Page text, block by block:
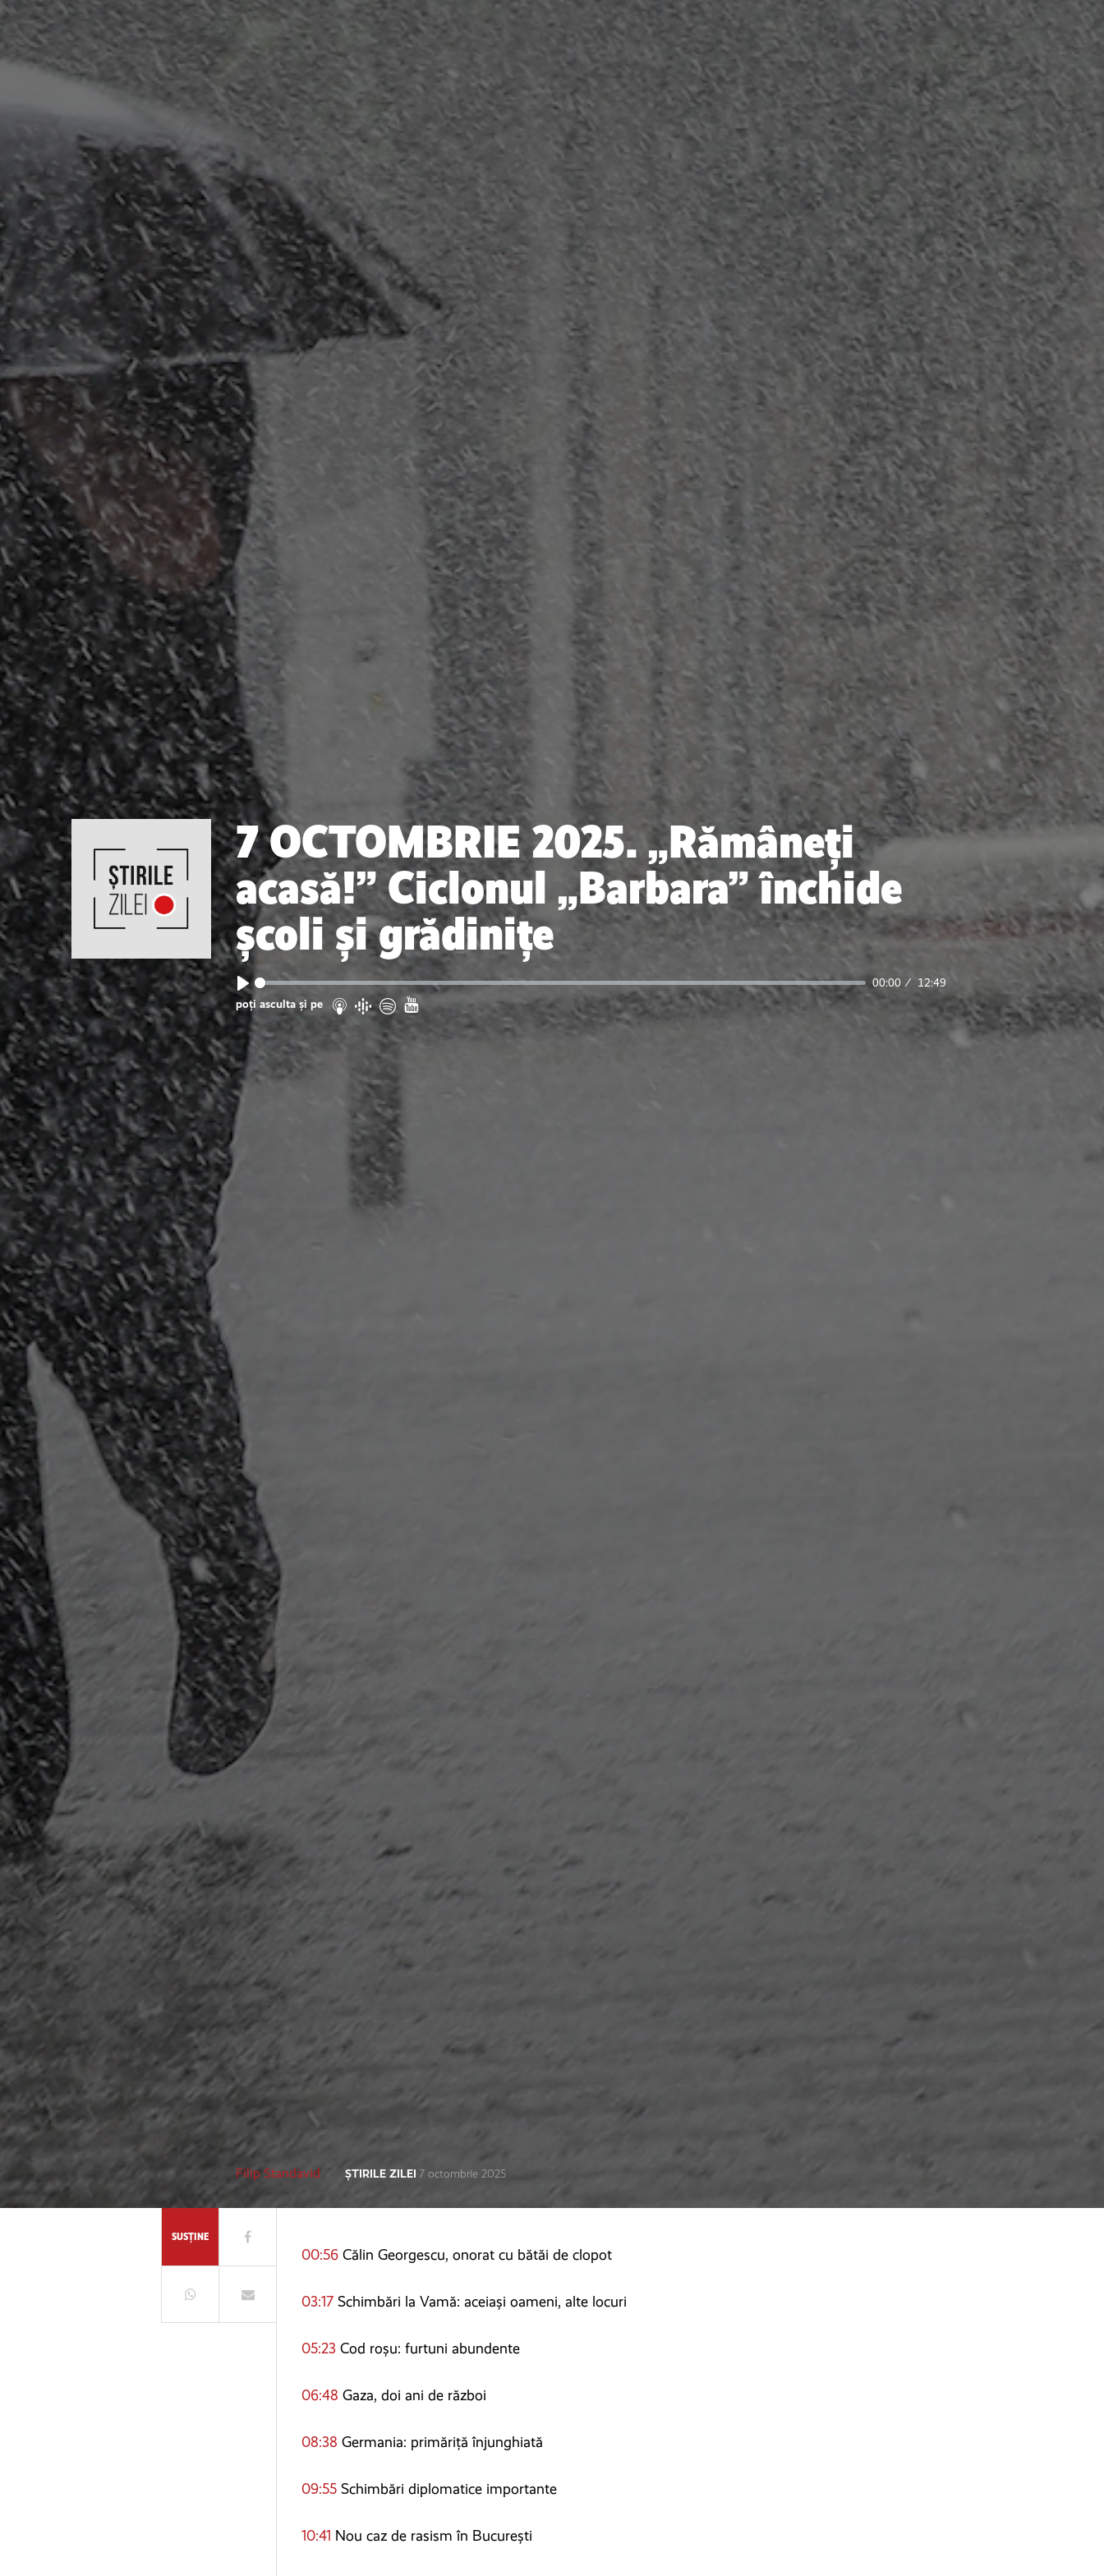
7 OCTOMBRIE 2025. „Rămâneți
acasă!” Ciclonul „Barbara” închide
școli și grădinițe
Play
00:00
12:49
poți asculta și pe
Filip Standavid ȘTIRILE ZILEI 7 octombrie 2025
SUSȚINE
00:56 Călin Georgescu, onorat cu bătăi de clopot
03:17 Schimbări la Vamă: aceiași oameni, alte locuri
05:23 Cod roșu: furtuni abundente
06:48 Gaza, doi ani de război
08:38 Germania: primăriță înjunghiată
09:55 Schimbări diplomatice importante
10:41 Nou caz de rasism în București